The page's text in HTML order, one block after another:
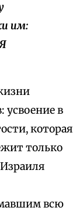
им:
усвоение в
которая
только
всю